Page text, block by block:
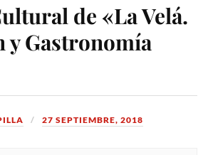
de «La Velá.
Gastronomía
27 SEPTIEMBRE, 2018